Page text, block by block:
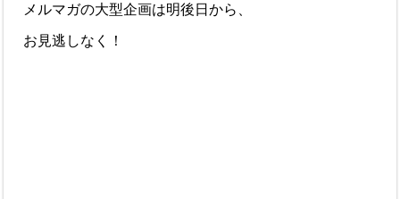
メルマガの大型企画は明後日から、
お見逃しなく！